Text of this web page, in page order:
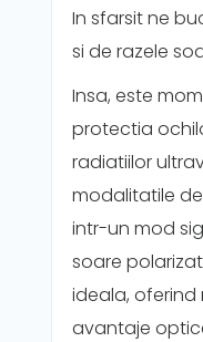
In sfarsit ne
si de razele
Insa, este
protectia
radiatiilor
modalitatile
intr-un mod
soare
ideala, oferind
avantaje